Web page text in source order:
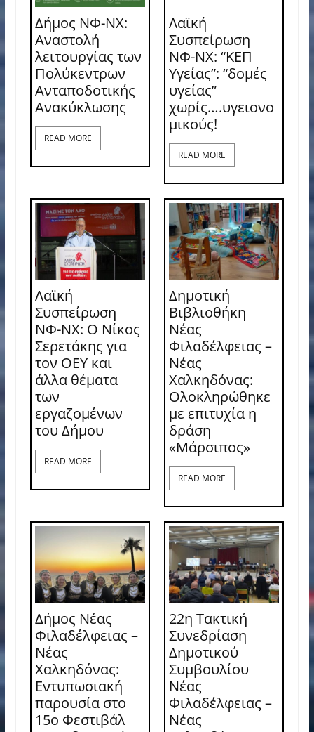
Δήμος ΝΦ-ΝΧ:
Αναστολή
λειτουργίας των
Πολύκεντρων
Ανταποδοτικής
Ανακύκλωσης
READ MORE
Λαϊκή
Συσπείρωση
ΝΦ-ΝΧ: “ΚΕΠ
Υγείας”: “δομές
υγείας”
χωρίς….υγειονο
μικούς!
READ MORE
Λαϊκή
Συσπείρωση
ΝΦ-ΝΧ: O Νίκος
Σερετάκης για
τον ΟΕΥ και
άλλα θέματα
των
εργαζομένων
του Δήμου
READ MORE
Δημοτική
Βιβλιοθήκη
Νέας
Φιλαδέλφειας –
Νέας
Χαλκηδόνας:
Ολοκληρώθηκε
με επιτυχία η
δράση
«Μάρσιπος»
READ MORE
Δήμος Νέας
Φιλαδέλφειας –
Νέας
Χαλκηδόνας:
Εντυπωσιακή
παρουσία στο
15ο Φεστιβάλ
22η Τακτική
Συνεδρίαση
Δημοτικού
Συμβουλίου
Νέας
Φιλαδέλφειας –
Νέας